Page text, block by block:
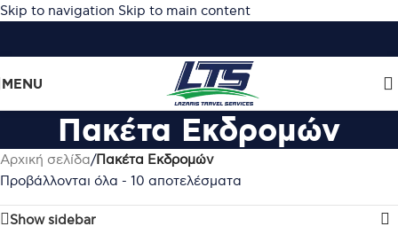
Skip to navigation Skip to main content
MENU
Πακέτα Εκδρομών
Αρχική σελίδα/Πακέτα Εκδρομών
Προβάλλονται όλα - 10 αποτελέσματα
Show sidebar